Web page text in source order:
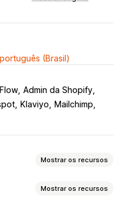
(Brasil)
Admin da Shopify
Klaviyo
Mailchimp
Mostrar os recursos
Mostrar os recursos